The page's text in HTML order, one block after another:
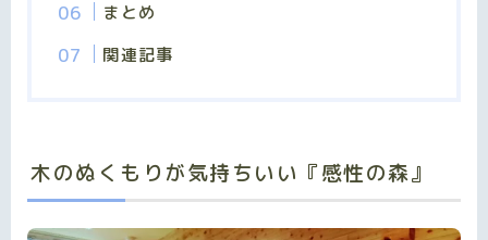
まとめ
関連記事
木のぬくもりが気持ちいい『感性の森』